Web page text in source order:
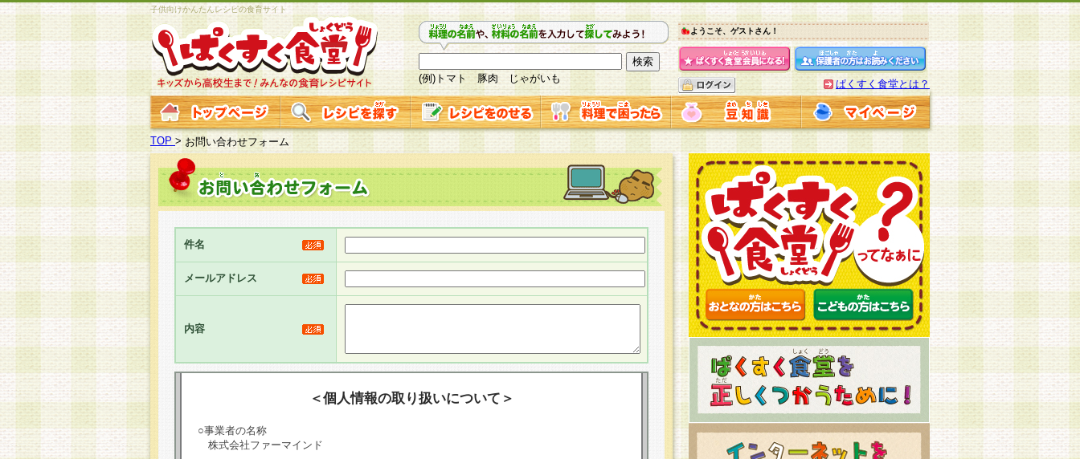
子供向けかんたんレシピの食育サイト
(例)トマト 豚肉 じゃがいも
ようこそ、ゲストさん！
ぱくすく食堂とは？
TOP >お問い合わせフォーム
件名
メールアドレス
内容
＜個人情報の取り扱いについて＞
○事業者の名称
株式会社ファーマインド